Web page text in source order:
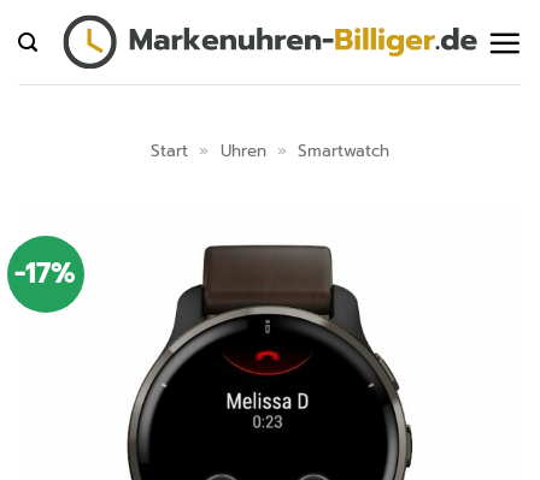
Inhalt
springen
Start » Uhren » Smartwatch
-17%